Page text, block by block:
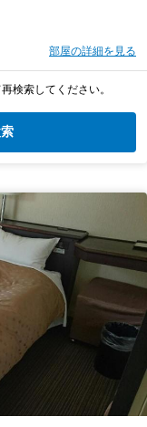
部屋の詳細を見る
検索してください。